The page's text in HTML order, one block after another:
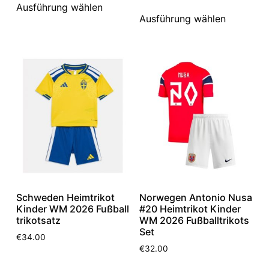
Ausführung wählen
Ausführung wählen
Schweden Heimtrikot
Kinder WM 2026 Fußball
trikotsatz
€34.00
Norwegen Antonio Nusa
#20 Heimtrikot Kinder
WM 2026 Fußballtrikots
Set
€32.00